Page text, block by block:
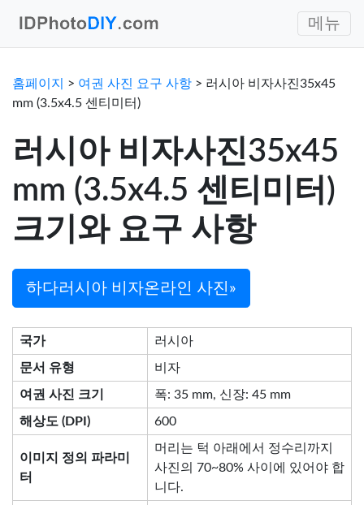
메뉴
홈페이지 > 여권 사진 요구 사항 > 러시아 비자사진35x45
mm (3.5x4.5 센티미터)
러시아 비자사진35x45
mm (3.5x4.5 센티미터)
크기와 요구 사항
하다러시아 비자온라인 사진»
국가 러시아
문서 유형 비자
여권 사진 크기 폭: 35 mm, 신장: 45 mm
해상도 (DPI) 600
이미지 정의 파라미
터
머리는 턱 아래에서 정수리까지
사진의 70~80% 사이에 있어야 합
니다.